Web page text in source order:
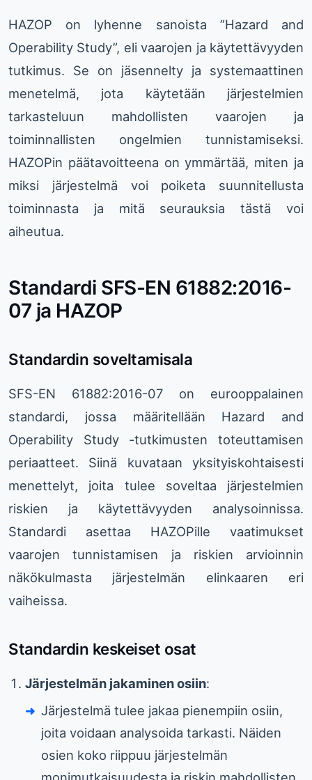
HAZOP on lyhenne sanoista ”Hazard and
Operability Study”, eli vaarojen ja käytettävyyden
tutkimus. Se on jäsennelty ja systemaattinen
menetelmä, jota käytetään järjestelmien
tarkasteluun mahdollisten vaarojen ja
toiminnallisten ongelmien tunnistamiseksi.
HAZOPin päätavoitteena on ymmärtää, miten ja
miksi järjestelmä voi poiketa suunnitellusta
toiminnasta ja mitä seurauksia tästä voi
aiheutua.
Standardi SFS-EN 61882:2016-
07 ja HAZOP
Standardin soveltamisala
SFS-EN 61882:2016-07 on eurooppalainen
standardi, jossa määritellään Hazard and
Operability Study -tutkimusten toteuttamisen
periaatteet. Siinä kuvataan yksityiskohtaisesti
menettelyt, joita tulee soveltaa järjestelmien
riskien ja käytettävyyden analysoinnissa.
Standardi asettaa HAZOPille vaatimukset
vaarojen tunnistamisen ja riskien arvioinnin
näkökulmasta järjestelmän elinkaaren eri
vaiheissa.
Standardin keskeiset osat
Järjestelmän jakaminen osiin:
Järjestelmä tulee jakaa pienempiin osiin,
joita voidaan analysoida tarkasti. Näiden
osien koko riippuu järjestelmän